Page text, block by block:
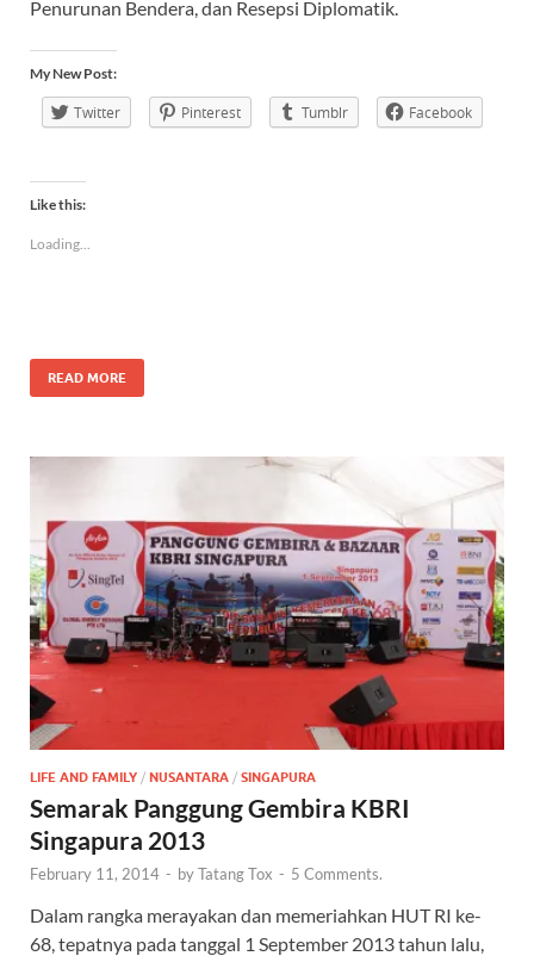
Penurunan Bendera, dan Resepsi Diplomatik.
My New Post:
Twitter Pinterest Tumblr Facebook
Like this:
Loading...
READ MORE
LIFE AND FAMILY / NUSANTARA / SINGAPURA
Semarak Panggung Gembira KBRI
Singapura 2013
February 11, 2014 - byTatang Tox - 5 Comments.
Dalam rangka merayakan dan memeriahkan HUT RI ke-
68, tepatnya pada tanggal 1 September 2013 tahun lalu,